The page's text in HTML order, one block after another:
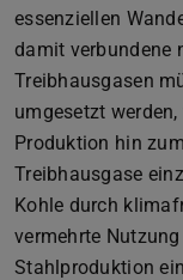
essenziellen
damit verbundene
Treibhausgasen
umgesetzt
Produktion hin
Treibhausgase
Kohle durch
vermehrte
Stahlproduktion